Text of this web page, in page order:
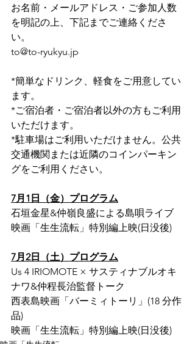
お名前・メールアドレス・ご参加人数
を明記の上、下記までご連絡くださ
い。
to@to-ryukyu.jp
*簡単なドリンク、軽食をご用意してい
ます。
*ご宿泊者・ご宿泊者以外の方もご利用
いただけます。
*駐車場はご利用いただけません。公共
交通機関または近隣のコインパーキン
グをご利用ください。
7月1日（金）プログラム
石垣金星&仲嶺良盛による島唄ライブ
映画「生生流転」特別編上映(日没後)
7月2日（土）プログラム
Us 4 IRIOMOTE × サスティナブルオキ
ナワ&仲程長治監督トーク
西表島映画「バーミィトーリ」(18 分作
品)
映画「生生流転」特別編上映(日没後)